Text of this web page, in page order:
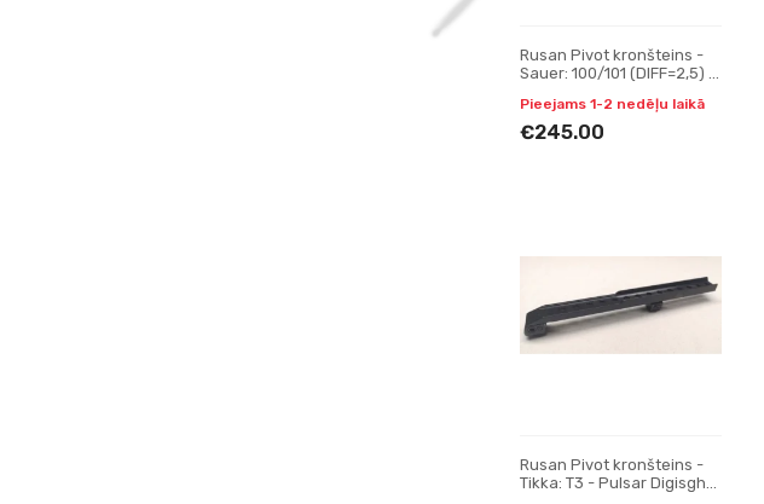
Rusan Pivot kronšteins -
Sauer: 100/101 (DIFF=2,5) -
Pieejams 1-2 nedēļu laikā
€245.00
Rusan Pivot kronšteins -
Tikka: T3 - Pulsar Digisght,